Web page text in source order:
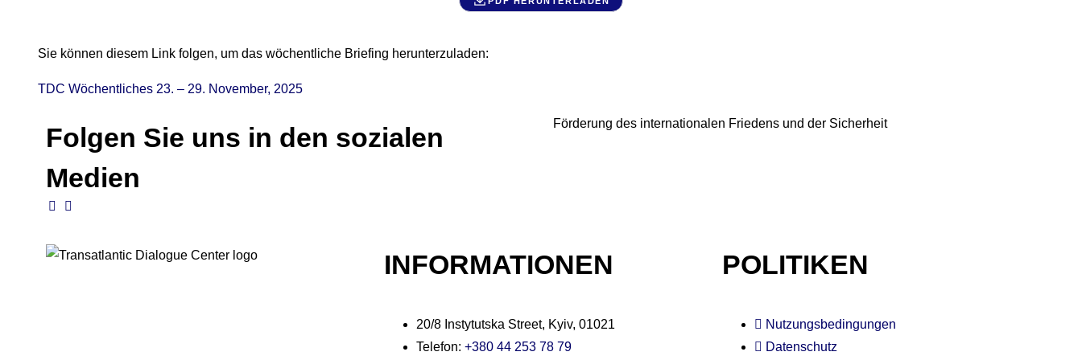
Sie können diesem Link folgen, um das wöchentliche Briefing herunterzuladen:
TDC Wöchentliches 23. – 29. November, 2025
Folgen Sie uns in den sozialen
Medien
Förderung des internationalen Friedens und der Sicherheit
INFORMATIONEN
20/8 Instytutska Street, Kyiv, 01021
Telefon: +380 44 253 78 79
POLITIKEN
Nutzungsbedingungen
Datenschutz